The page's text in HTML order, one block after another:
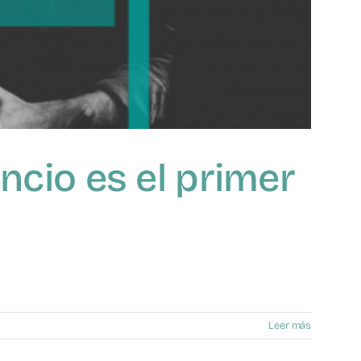
es el primer
Leer más